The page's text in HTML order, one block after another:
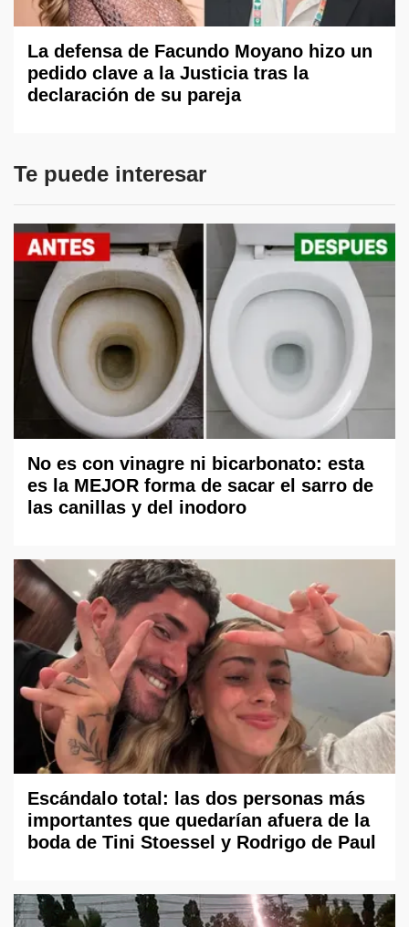
La defensa de Facundo Moyano hizo un
pedido clave a la Justicia tras la
declaración de su pareja
Te puede interesar
No es con vinagre ni bicarbonato: esta
es la MEJOR forma de sacar el sarro de
las canillas y del inodoro
Escándalo total: las dos personas más
importantes que quedarían afuera de la
boda de Tini Stoessel y Rodrigo de Paul